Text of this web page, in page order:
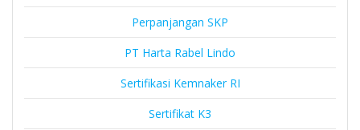
Perpanjangan SKP
PT Harta Rabel Lindo
Sertifikasi Kemnaker RI
Sertifikat K3